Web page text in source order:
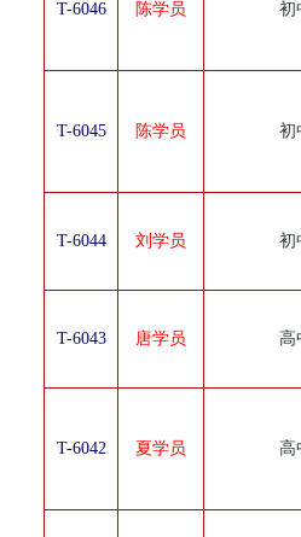
T-6046 陈学员 初
T-6045 陈学员 初
T-6044 刘学员 初
T-6043 唐学员 高
T-6042 夏学员 高